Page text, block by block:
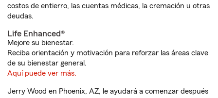
costos de entierro, las cuentas médicas, la cremación u otras
deudas.
Life Enhanced®
Mejore su bienestar.
Reciba orientación y motivación para reforzar las áreas clave
de su bienestar general.
Aquí puede ver más.
Jerry Wood en Phoenix, AZ, le ayudará a comenzar después